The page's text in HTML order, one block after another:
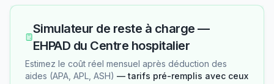
Simulateur de reste à charge —
EHPAD du Centre hospitalier
Estimez le coût réel mensuel après déduction des
aides (APA, APL, ASH) — tarifs pré-remplis avec ceux